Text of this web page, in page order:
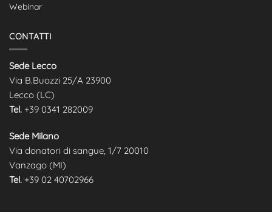
Webinar
CONTATTI
Sede Lecco
Via B.Buozzi 25/A 23900
Lecco (LC)
Tel. +39 0341 282009
Sede Milano
Via donatori di sangue, 1/7 20010
Vanzago (MI)
Tel. +39 02 40702966